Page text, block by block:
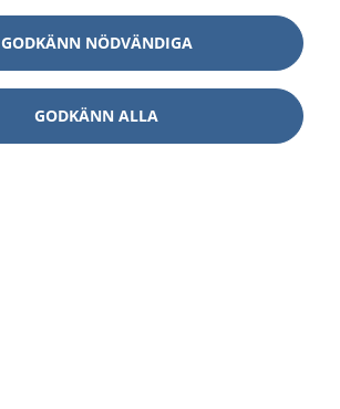
GODKÄNN NÖDVÄNDIGA
GODKÄNN ALLA